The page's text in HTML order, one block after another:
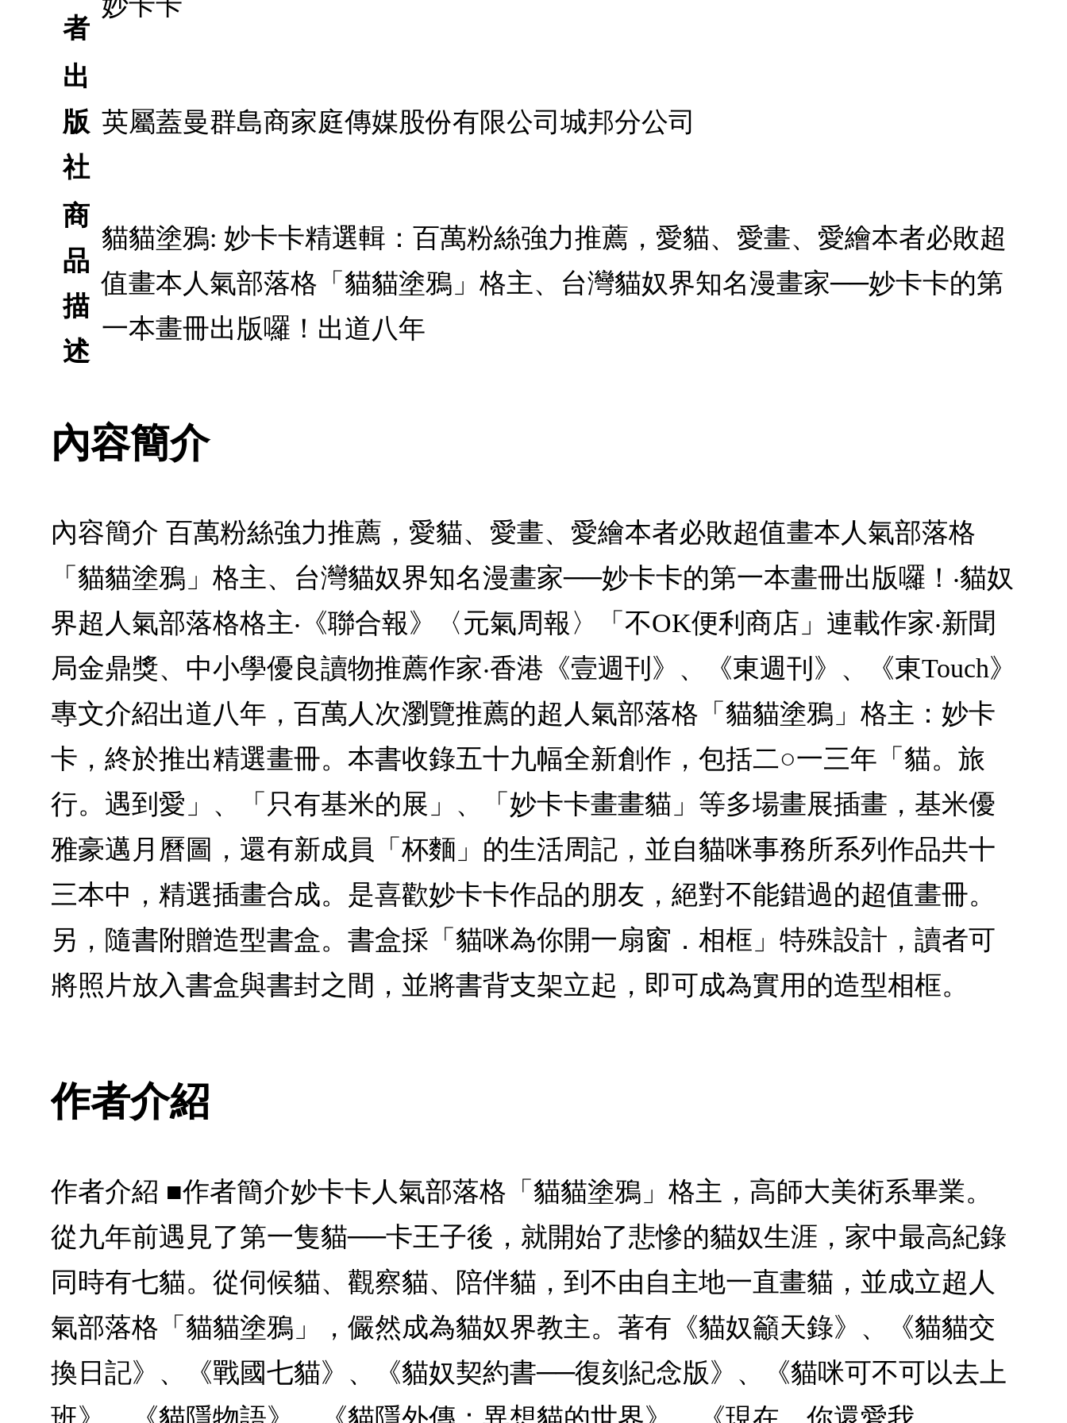
者
出
版
社
英屬蓋曼群島商家庭傳媒股份有限公司城邦分公司
商
品
描
述
貓貓塗鴉: 妙卡卡精選輯：百萬粉絲強力推薦，愛貓、愛畫、愛繪本者必敗超
值畫本人氣部落格「貓貓塗鴉」格主、台灣貓奴界知名漫畫家──妙卡卡的第
一本畫冊出版囉！出道八年
內容簡介
內容簡介 百萬粉絲強力推薦，愛貓、愛畫、愛繪本者必敗超值畫本人氣部落格
「貓貓塗鴉」格主、台灣貓奴界知名漫畫家──妙卡卡的第一本畫冊出版囉！‧貓奴
界超人氣部落格格主‧《聯合報》〈元氣周報〉「不OK便利商店」連載作家‧新聞
局金鼎獎、中小學優良讀物推薦作家‧香港《壹週刊》、《東週刊》、《東Touch》
專文介紹出道八年，百萬人次瀏覽推薦的超人氣部落格「貓貓塗鴉」格主：妙卡
卡，終於推出精選畫冊。本書收錄五十九幅全新創作，包括二○一三年「貓。旅
行。遇到愛」、「只有基米的展」、「妙卡卡畫畫貓」等多場畫展插畫，基米優
雅豪邁月曆圖，還有新成員「杯麵」的生活周記，並自貓咪事務所系列作品共十
三本中，精選插畫合成。是喜歡妙卡卡作品的朋友，絕對不能錯過的超值畫冊。
另，隨書附贈造型書盒。書盒採「貓咪為你開一扇窗．相框」特殊設計，讀者可
將照片放入書盒與書封之間，並將書背支架立起，即可成為實用的造型相框。
作者介紹
作者介紹 ■作者簡介妙卡卡人氣部落格「貓貓塗鴉」格主，高師大美術系畢業。
從九年前遇見了第一隻貓──卡王子後，就開始了悲慘的貓奴生涯，家中最高紀錄
同時有七貓。從伺候貓、觀察貓、陪伴貓，到不由自主地一直畫貓，並成立超人
氣部落格「貓貓塗鴉」，儼然成為貓奴界教主。著有《貓奴籲天錄》、《貓貓交
換日記》、《戰國七貓》、《貓奴契約書──復刻紀念版》、《貓咪可不可以去上